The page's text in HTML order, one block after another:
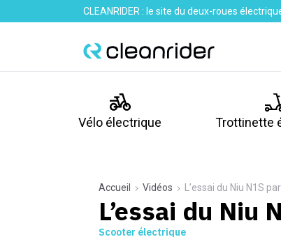
CLEANRIDER : le site du deux-roues
Vélo électrique Trottinette
Accueil Vidéos L’essai du Niu N1S
L’essai du Niu
Scooter électrique